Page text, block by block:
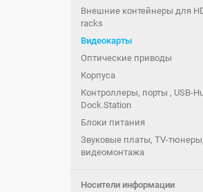
Внешние контейнеры для
racks
Видеокарты
Оптические приводы
Корпуса
Контроллеры, порты , USB-
Dock.Station
Блоки питания
Звуковые платы, TV-
видеомонтажа
Носители информации